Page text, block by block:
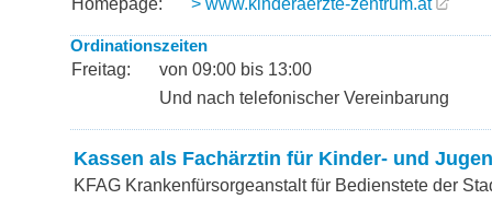
Homepage: > www.kinderaerzte-zentrum.at
Ordinationszeiten
Freitag:
von 09:00 bis 13:00
Und nach telefonischer Vereinbarung
Kassen als Fachärztin für Kinder- und
KFAG Krankenfürsorgeanstalt für Bedienstete der